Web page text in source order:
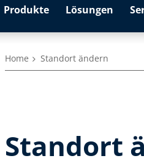
Produkte Lösungen
Home Standort ändern
Standort